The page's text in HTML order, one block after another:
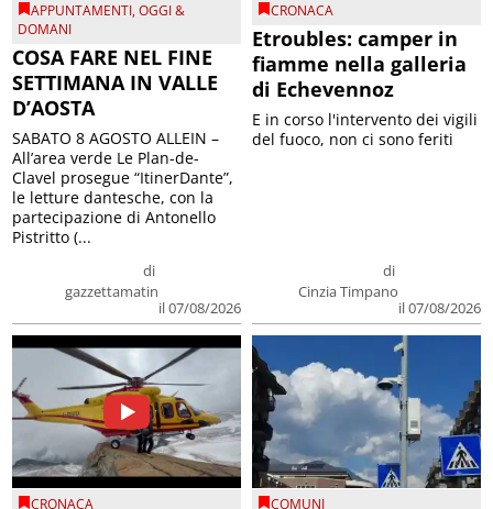
APPUNTAMENTI,OGGI &
DOMANI
COSA FARE NEL FINE
SETTIMANA IN VALLE
D’AOSTA
di
gazzettamatin
il 07/08/2026
SABATO 8 AGOSTO ALLEIN –
All’area verde Le Plan-de-
Clavel prosegue “ItinerDante”,
le letture dantesche, con la
partecipazione di Antonello
Pistritto (...
CRONACA
Etroubles: camper in
fiamme nella galleria
di Echevennoz
di
Cinzia Timpano
il 07/08/2026
E in corso l'intervento dei vigili
del fuoco, non ci sono feriti
CRONACA COMUNI